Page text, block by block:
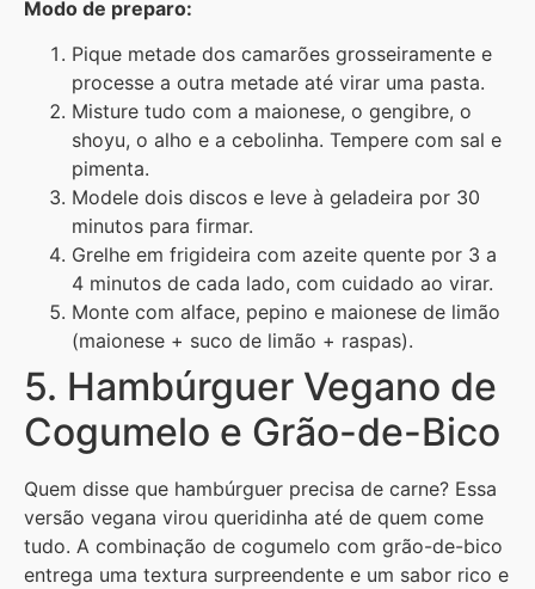
Modo de preparo:
Pique metade dos camarões grosseiramente e
processe a outra metade até virar uma pasta.
Misture tudo com a maionese, o gengibre, o
shoyu, o alho e a cebolinha. Tempere com sal e
pimenta.
Modele dois discos e leve à geladeira por 30
minutos para firmar.
Grelhe em frigideira com azeite quente por 3 a
4 minutos de cada lado, com cuidado ao virar.
Monte com alface, pepino e maionese de limão
(maionese + suco de limão + raspas).
5. Hambúrguer Vegano de
Cogumelo e Grão-de-Bico
Quem disse que hambúrguer precisa de carne? Essa
versão vegana virou queridinha até de quem come
tudo. A combinação de cogumelo com grão-de-bico
entrega uma textura surpreendente e um sabor rico e